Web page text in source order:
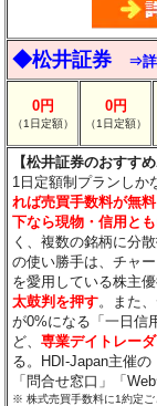
◆松井証券 ⇒詳
0円
（1日定額）
0円
（1日定額）
【松井証券のおすす
1日定額制プランしか
れば売買手数料が無料
下なら現物・信用と
く、複数の銘柄に分
の使い勝手は、チャ
を愛用している株主
太鼓判を押す。また
が0%になる「一日信
ど、専業デイトレー
る。HDI-Japan主催の
「問合せ窓口」「
※ 株式売買手数料に1約定ご